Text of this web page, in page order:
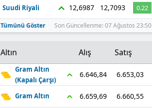
Suudi Riyali 12,6987 12,7093 0.22
Tümünü Göster Son Güncellenme: 07 Ağustos 23:50
Altın Alış Satış
Gram Altın
(Kapalı Çarşı)
6.646,84 6.653,03
Gram Altın 6.659,69 6.660,55